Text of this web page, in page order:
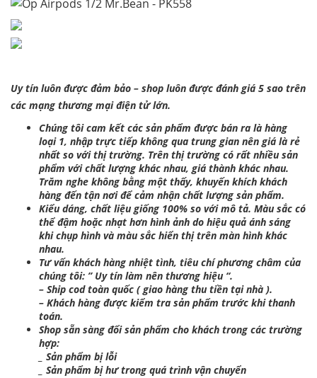
Uy tín luôn được đảm bảo – shop luôn được đánh giá 5 sao trên
các mạng thương mại điện tử lớn.
Chúng tôi cam kết các sản phẩm được bán ra là hàng
loại 1, nhập trực tiếp không qua trung gian nên giá là rẻ
nhất so với thị trường. Trên thị trường có rất nhiều sản
phẩm với chất lượng khác nhau, giá thành khác nhau.
Trăm nghe không bằng một thấy, khuyến khích khách
hàng đến tận nơi để cảm nhận chất lượng sản phẩm.
Kiểu dáng, chất liệu giống 100% so với mô tả. Màu sắc có
thể đậm hoặc nhạt hơn hình ảnh do hiệu quả ánh sáng
khi chụp hình và màu sắc hiển thị trên màn hình khác
nhau.
Tư vấn khách hàng nhiệt tình, tiêu chí phương châm của
chúng tôi: ” Uy tín làm nên thương hiệu “.
– Ship cod toàn quốc ( giao hàng thu tiền tại nhà ).
– Khách hàng được kiểm tra sản phẩm trước khi thanh
toán.
Shop sẵn sàng đổi sản phẩm cho khách trong các trường
hợp:
_ Sản phẩm bị lỗi
_ Sản phẩm bị hư trong quá trình vận chuyển